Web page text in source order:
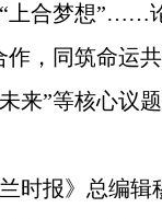
上合梦想”……
作，同筑命运
来”等核心议
时报》总编辑